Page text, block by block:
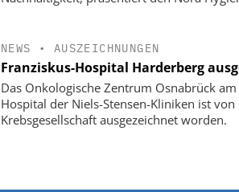
NEWS • AUSZEICHNUNGEN
Franziskus-Hospital Harderberg
Das Onkologische Zentrum Osnabrück
Hospital der Niels-Stensen-Kliniken ist von
Krebsgesellschaft ausgezeichnet worden.